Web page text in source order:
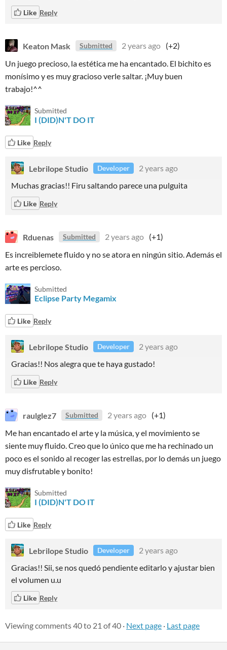
Like Reply
Keaton Mask Submitted 2 years ago (+2)
Un juego precioso, la estética me ha encantado. El bichito es
monísimo y es muy gracioso verle saltar. ¡Muy buen
trabajo!^^
Submitted
I (DID)N'T DO IT
Like Reply
Lebrilope Studio Developer
2 years ago
Muchas gracias!! Firu saltando parece una pulguita
Like Reply
Rduenas Submitted 2 years ago (+1)
Es increiblemete fluido y no se atora en ningún sitio. Además el
arte es percioso.
Submitted
Eclipse Party Megamix
Like Reply
Lebrilope Studio Developer
2 years ago
Gracias!! Nos alegra que te haya gustado!
Like Reply
raulglez7 Submitted 2 years ago (+1)
Me han encantado el arte y la música, y el movimiento se
siente muy fluido. Creo que lo único que me ha rechinado un
poco es el sonido al recoger las estrellas, por lo demás un juego
muy disfrutable y bonito!
Submitted
I (DID)N'T DO IT
Like Reply
Lebrilope Studio Developer
2 years ago
Gracias!! Sii, se nos quedó pendiente editarlo y ajustar bien
el volumen u.u
Like Reply
Viewing comments40to 21 of 40 · Next page · Last page